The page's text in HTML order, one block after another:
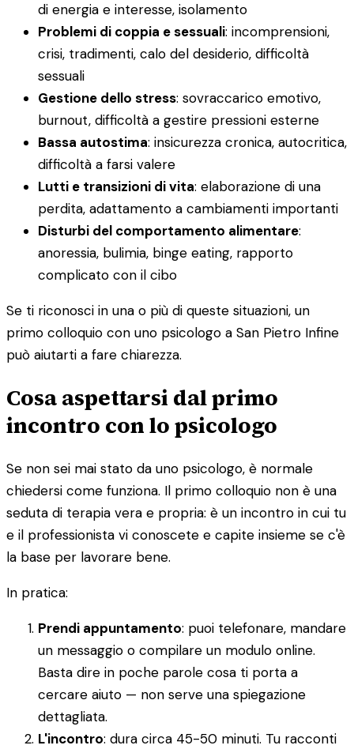
di energia e interesse, isolamento
Problemi di coppia e sessuali: incomprensioni,
crisi, tradimenti, calo del desiderio, difficoltà
sessuali
Gestione dello stress: sovraccarico emotivo,
burnout, difficoltà a gestire pressioni esterne
Bassa autostima: insicurezza cronica, autocritica,
difficoltà a farsi valere
Lutti e transizioni di vita: elaborazione di una
perdita, adattamento a cambiamenti importanti
Disturbi del comportamento alimentare:
anoressia, bulimia, binge eating, rapporto
complicato con il cibo
Se ti riconosci in una o più di queste situazioni, un
primo colloquio con uno psicologo a San Pietro Infine
può aiutarti a fare chiarezza.
Cosa aspettarsi dal primo
incontro con lo psicologo
Se non sei mai stato da uno psicologo, è normale
chiedersi come funziona. Il primo colloquio non è una
seduta di terapia vera e propria: è un incontro in cui tu
e il professionista vi conoscete e capite insieme se c'è
la base per lavorare bene.
In pratica:
Prendi appuntamento: puoi telefonare, mandare
un messaggio o compilare un modulo online.
Basta dire in poche parole cosa ti porta a
cercare aiuto — non serve una spiegazione
dettagliata.
L'incontro: dura circa 45-50 minuti. Tu racconti